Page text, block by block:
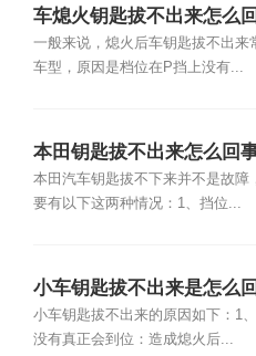
车熄火钥匙拔不出来怎么
一般来说，熄火后车钥匙拔不出来
车型，原因是档位在P挡上没有...
本田钥匙拔不出来怎么回
本田汽车钥匙拔不下来并不是故障
要有以下这两种情况：1、挡位...
小车钥匙拔不出来是怎么
小车钥匙拔不出来的原因如下：1
没有真正会到位：造成熄火后...